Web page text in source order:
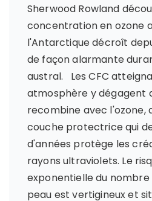
Sherwood Rowland
concentration en ozone
l'Antarctique décroît
de façon alarmante
austral. Les CFC
atmosphère y dégagent
recombine avec l'ozone,
couche protectrice qui
d'années protège les
rayons ultraviolets. Le
exponentielle du
peau est vertigineux et